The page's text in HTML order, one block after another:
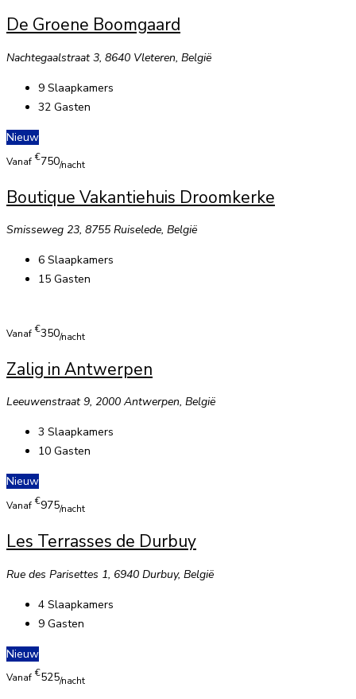
De Groene Boomgaard
Nachtegaalstraat 3, 8640 Vleteren, België
9 Slaapkamers
32 Gasten
Nieuw
Vanaf €750/nacht
Boutique Vakantiehuis Droomkerke
Smisseweg 23, 8755 Ruiselede, België
6 Slaapkamers
15 Gasten
Vanaf €350/nacht
Zalig in Antwerpen
Leeuwenstraat 9, 2000 Antwerpen, België
3 Slaapkamers
10 Gasten
Nieuw
Vanaf €975/nacht
Les Terrasses de Durbuy
Rue des Parisettes 1, 6940 Durbuy, België
4 Slaapkamers
9 Gasten
Nieuw
Vanaf €525/nacht